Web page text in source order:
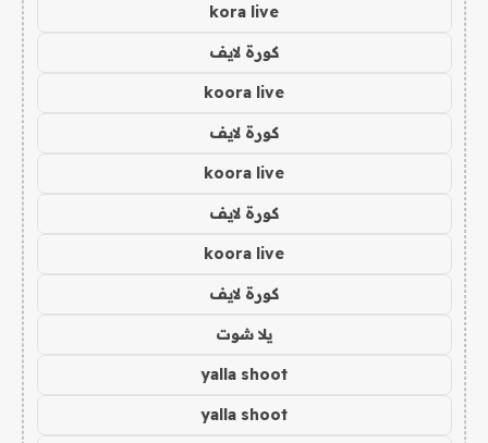
kora live
كورة لايف
koora live
كورة لايف
koora live
كورة لايف
koora live
كورة لايف
يلا شوت
yalla shoot
yalla shoot